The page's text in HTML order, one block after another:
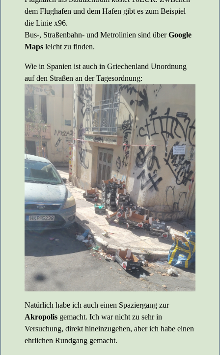
dem Flughafen und dem Hafen gibt es zum Beispiel
die Linie x96.
Bus-, Straßenbahn- und Metrolinien sind überGoogle
Maps leicht zu finden.
Wie in Spanien ist auch in Griechenland Unordnung
auf den Straßen an der Tagesordnung:
Natürlich habe ich auch einen Spaziergang zur
Akropolis gemacht. Ich war nicht zu sehr in
Versuchung, direkt hineinzugehen, aber ich habe einen
ehrlichen Rundgang gemacht.